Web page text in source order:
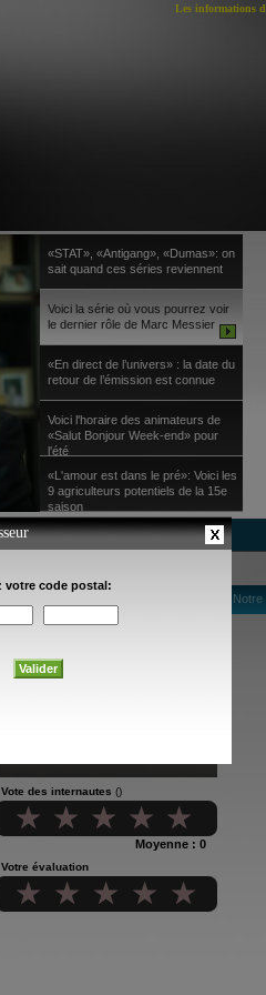
Les informations
«STAT», «Antigang», «Dumas»: on
sait quand ces séries reviennent
Voici la série où vous pourrez voir
le dernier rôle de Marc Messier
«En direct de l’univers» : la date du
retour de l’émission est connue
Voici l'horaire des animateurs de
«Salut Bonjour Week-end» pour
l'été
«L'amour est dans le pré»: Voici les
9 agriculteurs potentiels de la 15e
saison
Notre
Vote des internautes ()
Moyenne : 0
Votre évaluation